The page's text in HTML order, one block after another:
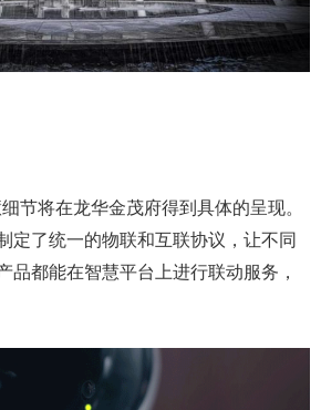
节将在龙华金茂府得到具体的呈现。
定了统一的物联和互联协议，让不同
品都能在智慧平台上进行联动服务，